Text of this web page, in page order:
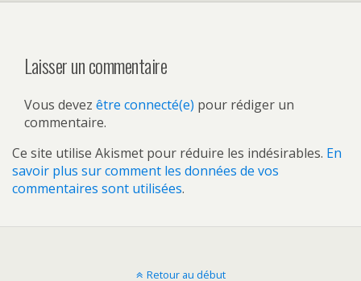
Laisser un commentaire
Vous devez être connecté(e) pour rédiger un
commentaire.
Ce site utilise Akismet pour réduire les indésirables. En
savoir plus sur comment les données de vos
commentaires sont utilisées.
Retour au début